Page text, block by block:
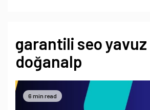
garantili seo yavuz
doğanalp
6 min read